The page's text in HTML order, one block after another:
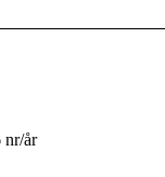
nr/år